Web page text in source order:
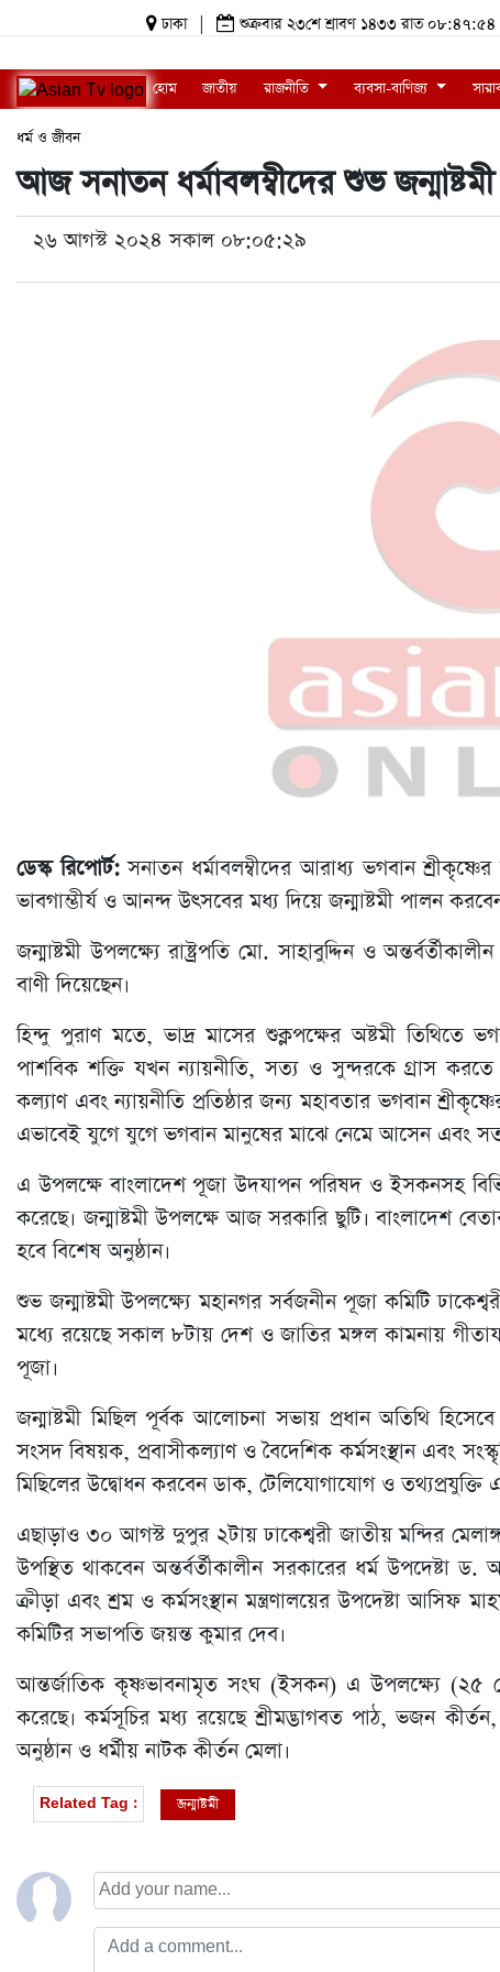
ঢাকা শুক্রবার ২৩শে শ্রাবণ ১৪৩৩ রাত
হোম জাতীয় রাজনীতি ব্যবসা-বাণিজ্য
ধর্ম ও জীবন
আজ সনাতন ধর্মাবলম্বীদের শুভ জন্মাষ্টমী
২৬ আগস্ট ২০২৪ সকাল ০৮:০৫:২৯
ডেস্ক রিপোর্ট:সনাতন ধর্মাবলম্বীদের আরাধ্য ভগবান
ভাবগাম্ভীর্য ও আনন্দ উৎসবের মধ্য দিয়ে জন্মাষ্টমী পালন
জন্মাষ্টমী উপলক্ষ্যে রাষ্ট্রপতি মো. সাহাবুদ্দিন ও
বাণী দিয়েছেন।
হিন্দু পুরাণ মতে, ভাদ্র মাসের শুক্লপক্ষের অষ্টমী তিথিতে
পাশবিক শক্তি যখন ন্যায়নীতি, সত্য ও সুন্দরকে গ্রাস
কল্যাণ এবং ন্যায়নীতি প্রতিষ্ঠার জন্য মহাবতার ভগবান
এভাবেই যুগে যুগে ভগবান মানুষের মাঝে নেমে আসেন এবং
এ উপলক্ষে বাংলাদেশ পূজা উদযাপন পরিষদ ও ইসকনসহ
করেছে। জন্মাষ্টমী উপলক্ষে আজ সরকারি ছুটি। বাংলাদেশ
হবে বিশেষ অনুষ্ঠান।
শুভ জন্মাষ্টমী উপলক্ষ্যে মহানগর সর্বজনীন পূজা কমিটি
মধ্যে রয়েছে সকাল ৮টায় দেশ ও জাতির মঙ্গল কামনায়
পূজা।
জন্মাষ্টমী মিছিল পূর্বক আলোচনা সভায় প্রধান অতিথি
সংসদ বিষয়ক, প্রবাসীকল্যাণ ও বৈদেশিক কর্মসংস্থান এবং
মিছিলের উদ্বোধন করবেন ডাক, টেলিযোগাযোগ ও তথ্যপ্রযুক্তি
এছাড়াও ৩০ আগস্ট দুপুর ২টায় ঢাকেশ্বরী জাতীয় মন্দির
উপস্থিত থাকবেন অন্তর্বর্তীকালীন সরকারের ধর্ম
ক্রীড়া এবং শ্রম ও কর্মসংস্থান মন্ত্রণালয়ের উপদেষ্টা
কমিটির সভাপতি জয়ন্ত কুমার দেব।
আন্তর্জাতিক কৃষ্ণভাবনামৃত সংঘ (ইসকন) এ উপলক্ষ্যে (২৫
করেছে। কর্মসূচির মধ্য রয়েছে শ্রীমদ্ভাগবত পাঠ, ভজন
অনুষ্ঠান ও ধর্মীয় নাটক কীর্তন মেলা।
Related Tag : জন্মাষ্টমী